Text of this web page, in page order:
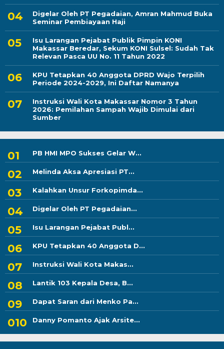
Digelar Oleh PT Pegadaian, Amran Mahmud Buka
Seminar Pembiayaan Haji
Isu Larangan Pejabat Publik Pimpin KONI
Makassar Beredar, Sekum KONI Sulsel: Sudah Tak
Relevan Pasca UU No. 11 Tahun 2022
KPU Tetapkan 40 Anggota DPRD Wajo Terpilih
Periode 2024-2029, Ini Daftar Namanya
Instruksi Wali Kota Makassar Nomor 3 Tahun
2026: Pemilahan Sampah Wajib Dimulai dari
Sumber
PB HMI MPO Sukses Gelar W...
Melinda Aksa Apresiasi PT...
Kalahkan Unsur Forkopimda...
Digelar Oleh PT Pegadaian...
Isu Larangan Pejabat Publ...
KPU Tetapkan 40 Anggota D...
Instruksi Wali Kota Makas...
Lantik 103 Kepala Desa, B...
Dapat Saran dari Menko Pa...
Danny Pomanto Ajak Arsite...